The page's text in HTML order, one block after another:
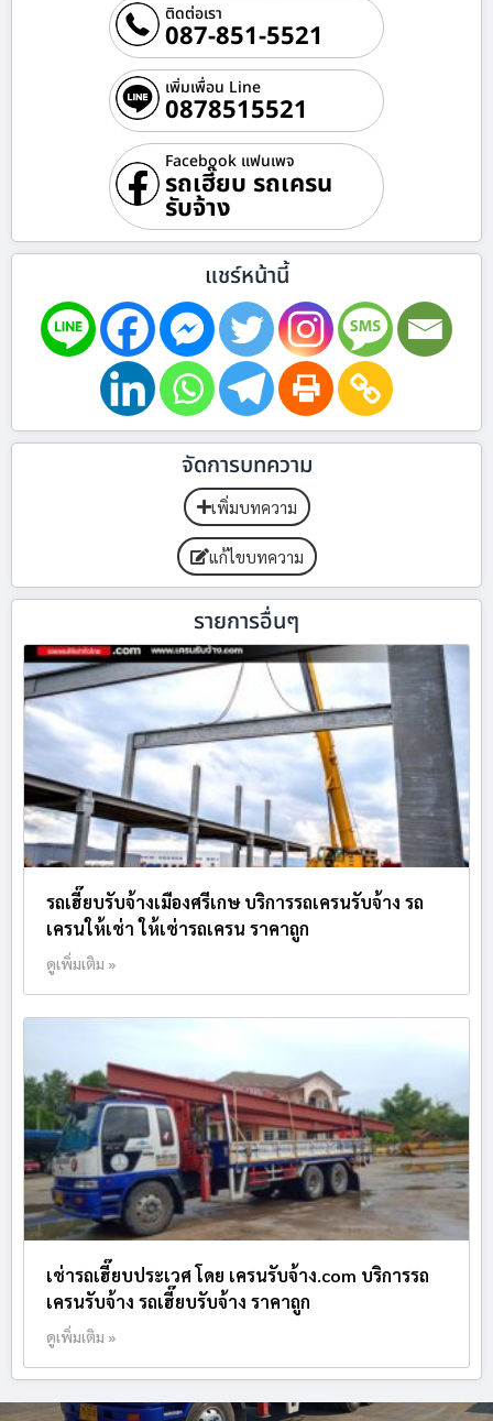
ติดต่อเรา
087-851-5521
เพิ่มเพื่อน Line
0878515521
Facebook แฟนเพจ
รถเฮี๊ยบ รถเครน
รับจ้าง
แชร์หน้านี้
จัดการบทความ
เพิ่มบทความ
แก้ไขบทความ
รายการอื่นๆ
รถเฮี๊ยบรับจ้างเมืองศรีเกษ บริการรถเครนรับจ้าง รถ
เครนให้เช่า ให้เช่ารถเครน ราคาถูก
ดูเพิ่มเติม »
เช่ารถเฮี๊ยบประเวศ โดย เครนรับจ้าง.com บริการรถ
เครนรับจ้าง รถเฮี๊ยบรับจ้าง ราคาถูก
ดูเพิ่มเติม »